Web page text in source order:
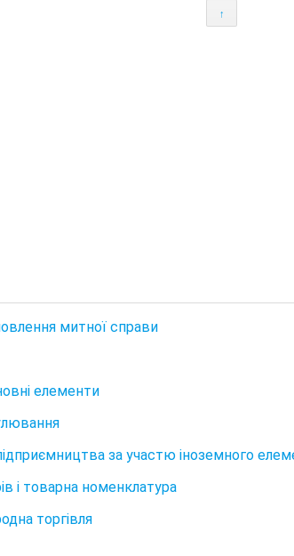
↑
митної справи
елементи
за участю іноземного
і товарна номенклатура
торгівля